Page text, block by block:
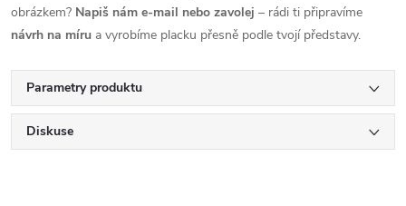
obrázkem? Napiš nám e‑mail nebo zavolej – rádi ti připravíme
návrh na míru a vyrobíme placku přesně podle tvojí představy.
Parametry produktu
Diskuse